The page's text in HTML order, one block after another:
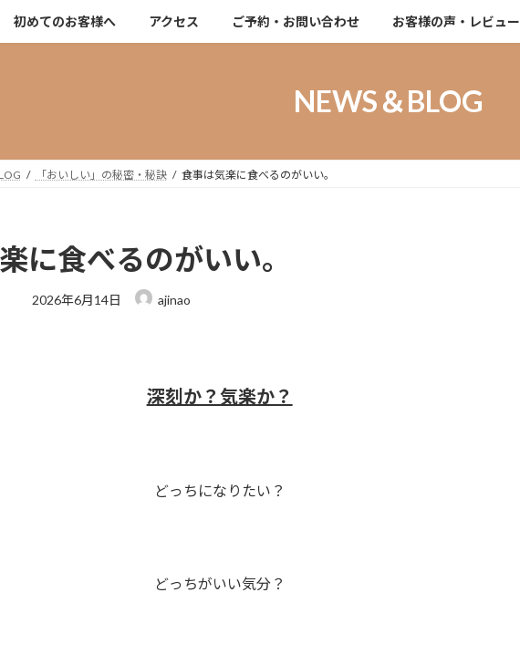
初めてのお客様へ アクセス ご予約・お問い合わせ お客様の声・レビュー
NEWS＆BLOG
「おいしい」の秘密・秘訣 食事は気楽に食べるのがいい。
に食べるのがいい。
最
2026年6月14日 ajinao
深刻か？気楽か？
どっちになりたい？
どっちがいい気分？